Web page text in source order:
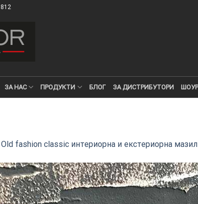
ЗА НАС ПРОДУКТИ БЛОГ ЗА ДИСТРИБУТОРИ
Old fashion classic интериорна и екстериорна